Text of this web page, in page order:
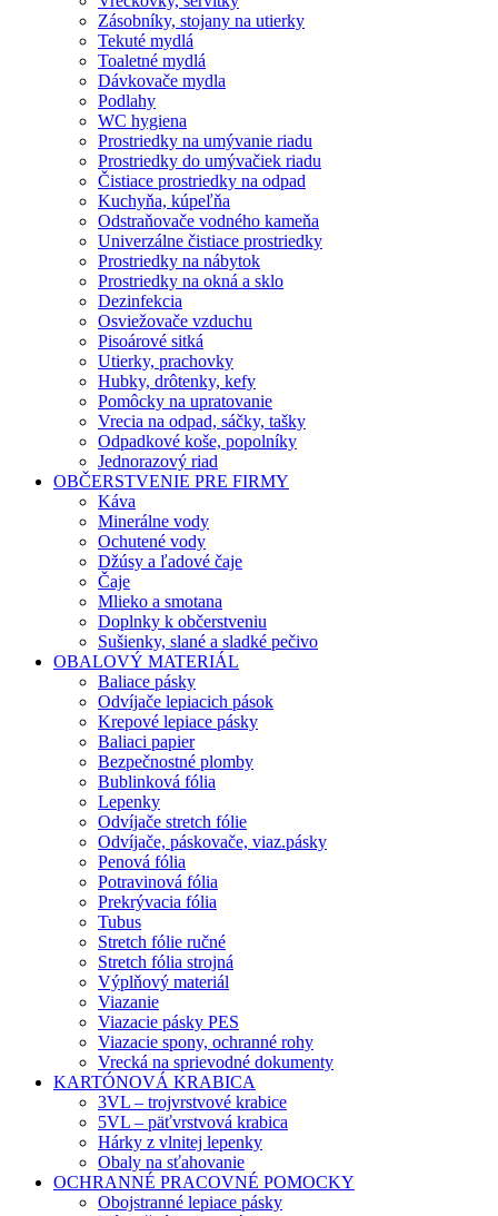
Zásobníky, stojany na utierky
Tekuté mydlá
Toaletné mydlá
Dávkovače mydla
Podlahy
WC hygiena
Prostriedky na umývanie riadu
Prostriedky do umývačiek riadu
Čistiace prostriedky na odpad
Kuchyňa, kúpeľňa
Odstraňovače vodného kameňa
Univerzálne čistiace prostriedky
Prostriedky na nábytok
Prostriedky na okná a sklo
Dezinfekcia
Osviežovače vzduchu
Pisoárové sitká
Utierky, prachovky
Hubky, drôtenky, kefy
Pomôcky na upratovanie
Vrecia na odpad, sáčky, tašky
Odpadkové koše, popolníky
Jednorazový riad
OBČERSTVENIE PRE FIRMY
Káva
Minerálne vody
Ochutené vody
Džúsy a ľadové čaje
Čaje
Mlieko a smotana
Doplnky k občerstveniu
Sušienky, slané a sladké pečivo
OBALOVÝ MATERIÁL
Baliace pásky
Odvíjače lepiacich pások
Krepové lepiace pásky
Baliaci papier
Bezpečnostné plomby
Bublinková fólia
Lepenky
Odvíjače stretch fólie
Odvíjače, páskovače, viaz.pásky
Penová fólia
Potravinová fólia
Prekrývacia fólia
Tubus
Stretch fólie ručné
Stretch fólia strojná
Výplňový materiál
Viazanie
Viazacie pásky PES
Viazacie spony, ochranné rohy
Vrecká na sprievodné dokumenty
KARTÓNOVÁ KRABICA
3VL – trojvrstvové krabice
5VL – päťvrstvová krabica
Hárky z vlnitej lepenky
Obaly na sťahovanie
OCHRANNÉ PRACOVNÉ POMOCKY
Obojstranné lepiace pásky